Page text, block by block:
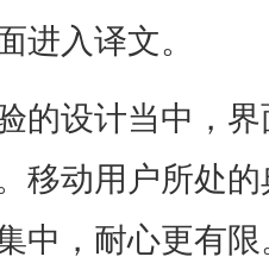
进入译文。
的设计当中，
移动用户所处
中，耐心更有